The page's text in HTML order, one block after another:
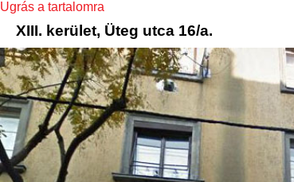
Ugrás a tartalomra
XIII. kerület, Üteg utca 16/a.